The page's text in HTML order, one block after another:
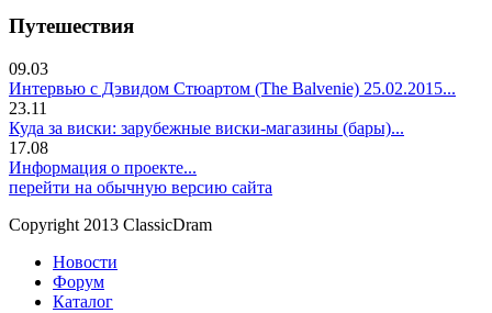
Путешествия
09.03
Интервью с Дэвидом Стюартом (The Balvenie) 25.02.2015...
23.11
Куда за виски: зарубежные виски-магазины (бары)...
17.08
Информация о проекте...
перейти на обычную версию сайта
Copyright 2013 ClassicDram
Новости
Форум
Каталог